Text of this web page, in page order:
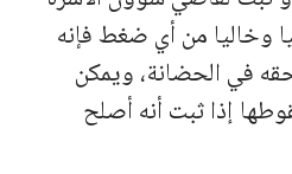
وخاليا من أي ضغط فإنه
في الحضانة، ويمكن
إذا ثبت أنه أصلح